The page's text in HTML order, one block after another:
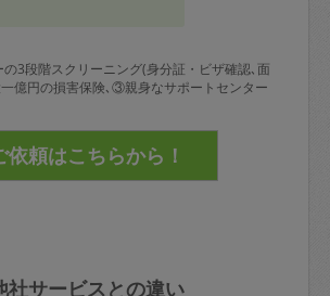
3段階スクリーニング(身分証・ビザ確認､面
億円の損害保険､③親身なサポートセンター
社サービスとの違い